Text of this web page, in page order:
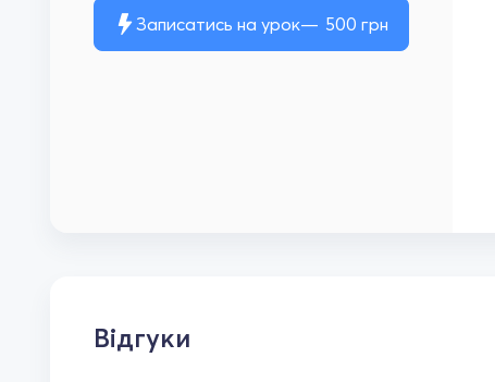
Записатись на урок 500 грн
Відгуки